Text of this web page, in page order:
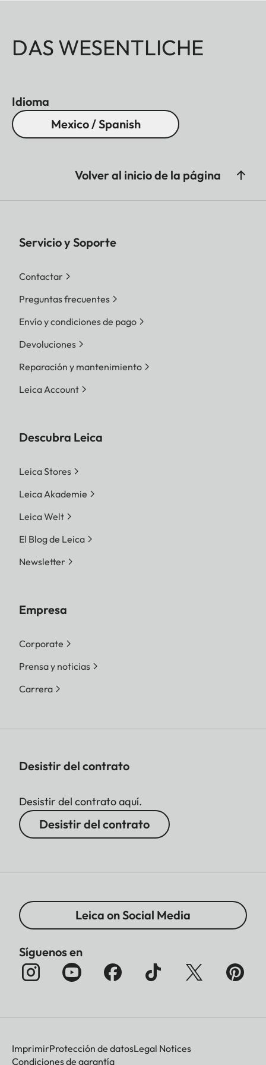
DAS WESENTLICHE
Idioma
Mexico / Spanish
Volver al inicio de la página
Servicio y Soporte
Contactar
Preguntas frecuentes
Envío y condiciones de pago
Devoluciones
Reparación y mantenimiento
Leica Account
Descubra Leica
Leica Stores
Leica Akademie
Leica Welt
El Blog de Leica
Newsletter
Empresa
Corporate
Prensa y noticias
Carrera
Desistir del contrato
Desistir del contrato aquí.
Desistir del contrato
Leica on Social Media
Síguenos en
ImprimirProtección de datosLegal Notices
Condiciones de garantía